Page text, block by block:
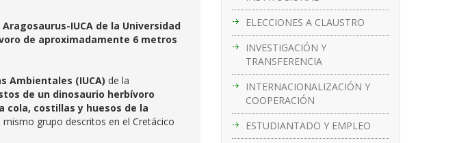
ELECCIONES A CLAUSTRO
INVESTIGACIÓN Y
TRANSFERENCIA
INTERNACIONALIZACIÓN Y
COOPERACIÓN
ESTUDIANTADO Y EMPLEO
IUCA de la Universidad
de aproximadamente 6 metros
Ambientales (IUCA) de la
de un dinosaurio herbívoro
cola, costillas y huesos de la
grupo descritos en el Cretácico